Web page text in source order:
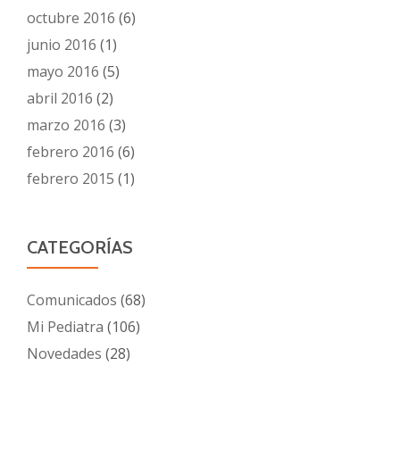
octubre 2016 (6)
junio 2016 (1)
mayo 2016 (5)
abril 2016 (2)
marzo 2016 (3)
febrero 2016 (6)
febrero 2015 (1)
CATEGORÍAS
Comunicados (68)
Mi Pediatra (106)
Novedades (28)